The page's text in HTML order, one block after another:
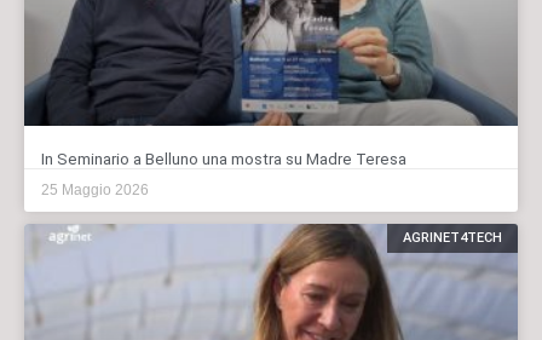
In Seminario a Belluno una mostra su Madre Teresa
25 Maggio 2026
AGRINET4TECH